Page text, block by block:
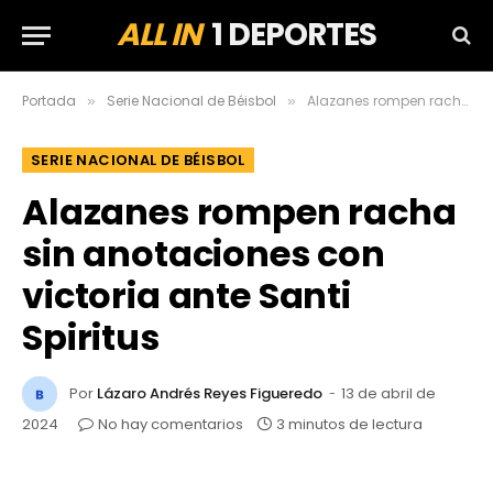
ALL IN1 DEPORTES
Portada » Serie Nacional de Béisbol » Alazanes rompen racha sin anotaciones con victoria ante Santi Spiritus
SERIE NACIONAL DE BÉISBOL
Alazanes rompen racha
sin anotaciones con
victoria ante Santi
Spiritus
Por Lázaro Andrés Reyes Figueredo
13 de abril de
2024
No hay comentarios 3 minutos de lectura